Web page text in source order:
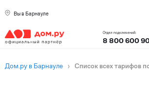
Вы в Барнауле
Отдел подключений:
8 800 600
Дом.ру в Барнауле › Список всех тарифов